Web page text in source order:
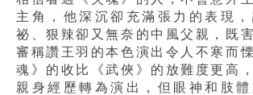
主角，他深沉卻充滿張力的表現
祕、狠辣卻又無奈的中風父親，既
審稱讚王羽的本色演出令人不寒而
魂》的收比
《武俠》的放難度更高
親身經歷轉為演出，但 眼神和肢